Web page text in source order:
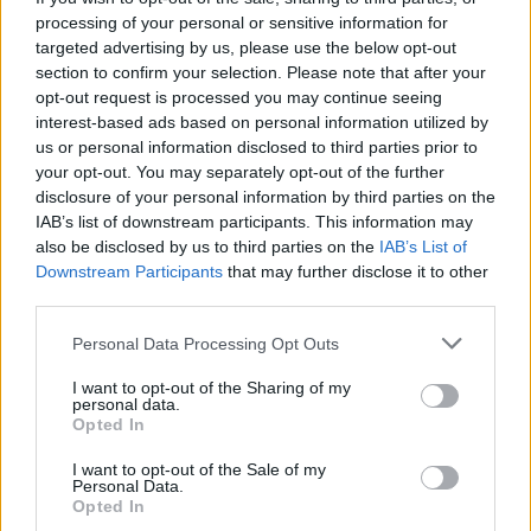
processing of your personal or sensitive information for
targeted advertising by us, please use the below opt-out
section to confirm your selection. Please note that after your
opt-out request is processed you may continue seeing
interest-based ads based on personal information utilized by
us or personal information disclosed to third parties prior to
your opt-out. You may separately opt-out of the further
disclosure of your personal information by third parties on the
IAB’s list of downstream participants. This information may
also be disclosed by us to third parties on the IAB’s List of
Downstream Participants that may further disclose it to other
Please note that this website/app uses one or more Google
not limited to your visit or usage behaviour. You may click to
grant or deny consent to Google and its third-party tags to
use your data for below specified purposes in below Google
consent section.
Personal Data Processing Opt Outs
I want to opt-out of the Sharing of my
personal data.
Opted In
I want to opt-out of the Sale of my
Personal Data.
Opted In
za izboljšanje dostopnosti do energentov.
V okviru prizadevanj za čimprejšnjo uveljavitev ukrepov
akcijskega načrta v Siju, kot navajajo,stalno
sodelujejo z evropskim jeklarskim združenjem
Eurofer.
Na gospodarskem ministrstvu so medtem za STA v
Evropske komisije o prihodnji ureditvi zaščite
evropskega jeklarskega sektorja aktivno spremljajo
potek razprav in zastopajo stališča Slovenije.
Vir: STA